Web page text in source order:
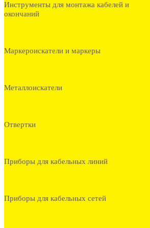
Инструменты для монтажа кабелей и
окончаний
Маркероискатели и маркеры
Металлоискатели
Отвертки
Приборы для кабельных линий
Приборы для кабельных сетей